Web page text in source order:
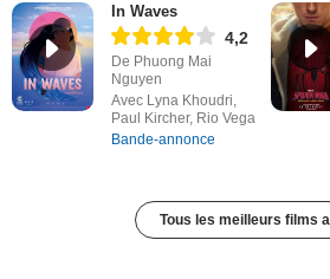
In Waves
4,2
De Phuong Mai
Nguyen
Avec Lyna Khoudri,
Paul Kircher, Rio Vega
Bande-annonce
Tous les meilleurs films